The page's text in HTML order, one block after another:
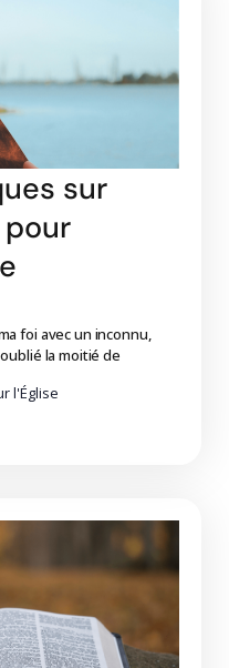
sur
pour
foi avec un inconnu,
la moitié de
l'Église